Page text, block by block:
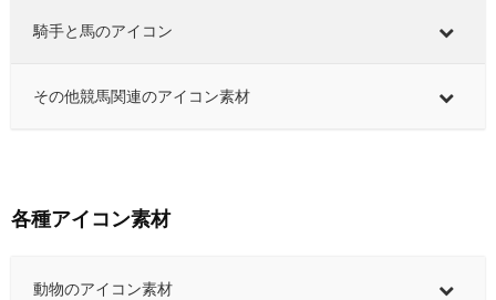
騎手と馬のアイコン
その他競馬関連のアイコン素材
各種アイコン素材
動物のアイコン素材